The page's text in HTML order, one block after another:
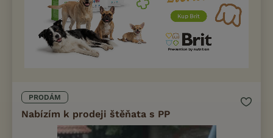
PRODÁM
Nabízím k prodeji štěňata s PP